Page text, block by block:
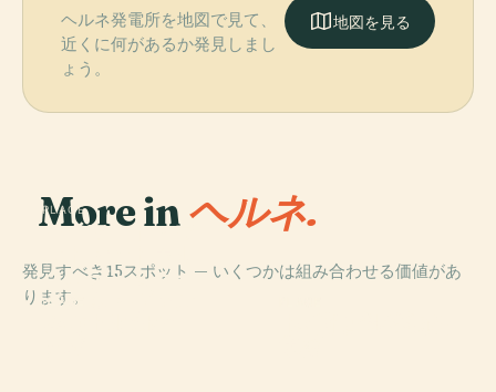
ヘルネ発電所を地図で見て、
近くに何があるか発見しまし
ょう。
地図を見る
More inヘルネ.
発見すべき15スポット — いくつかは組み合わせる価値があ
ります。
PLACE
ハイマート・ウ
クンデ・ミュー
ジアム・ヴァン
PLACE